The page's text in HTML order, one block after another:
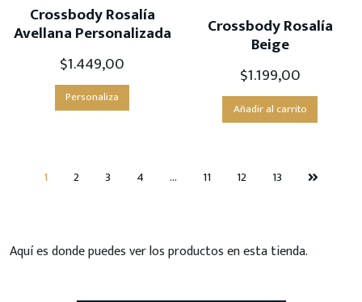
Crossbody Rosalía
Avellana Personalizada
$1.449,00
Personaliza
Crossbody Rosalía
Beige
$1.199,00
Añadir al carrito
1 2 3 4 … 11 12 13
Aquí es donde puedes ver los productos en esta tienda.